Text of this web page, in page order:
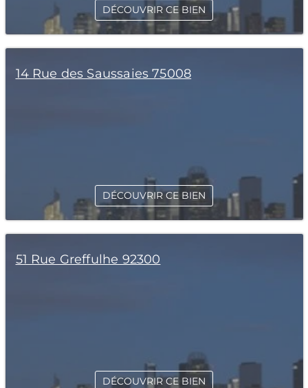
DÉCOUVRIR CE BIEN
14 Rue des Saussaies 75008
DÉCOUVRIR CE BIEN
51 Rue Greffulhe 92300
DÉCOUVRIR CE BIEN